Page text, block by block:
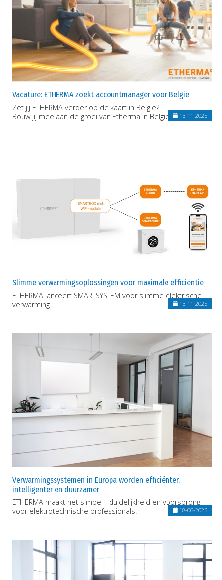
Vacature: ETHERMA zoekt accountmanager voor België
Zet jij ETHERMA verder op de kaart in België?
Bouw jij mee aan de groei van Etherma in België?
13-11-2025
Slimme verwarmingsoplossingen voor maximale efficiëntie
ETHERMA lanceert SMARTSYSTEM voor slimme elektrische
verwarming
13-11-2025
Verwarmingssystemen in Europa worden efficiënter,
intelligenter en duurzamer
ETHERMA maakt het simpel - duidelijkheid en voorsprong
voor elektrotechnische professionals.
18-06-2025